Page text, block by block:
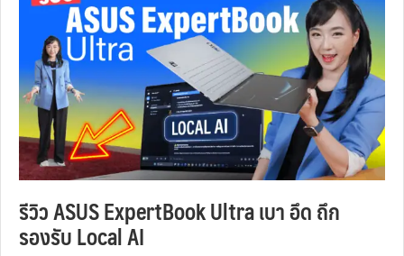
รีวิว ASUS ExpertBook Ultra เบา อึด ถึก
รองรับ Local AI